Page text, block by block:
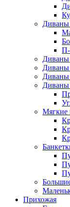
Диваны
П-
Диваны
Диваны
Диваны
Диваны
Мягкие
Прихожая